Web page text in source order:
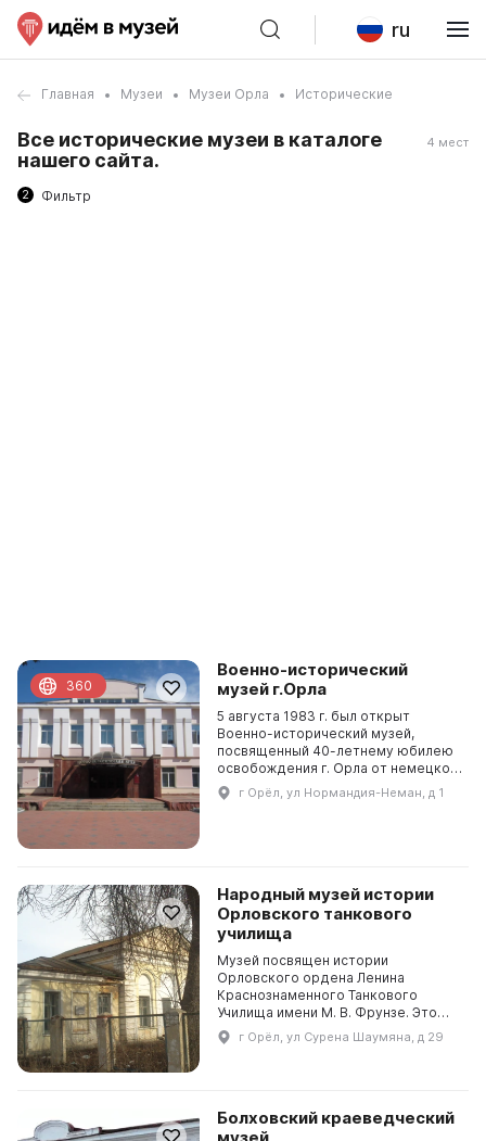
ru
Главная Музеи Музеи Орла Исторические
Все исторические музеи в каталоге
нашего сайта.
4 мест
2 Фильтр
Военно-исторический
музей г.Орла
5 августа 1983 г. был открыт
Военно-исторический музей,
посвященный 40-летнему юбилею
освобождения г. Орла от немецко-
фашистских захватчиков.
Экспозиция музея включает
г Орёл, ул Нормандия-Неман, д 1
360
Народный музей истории
Орловского танкового
училища
Музей посвящен истории
Орловского ордена Ленина
Краснознаменного Танкового
Училища имени М. В. Фрунзе. Это
было первое заведение Рабоче-
Крестьянской Красной Армии
г Орёл, ул Сурена Шаумяна, д 29
Болховский краеведческий